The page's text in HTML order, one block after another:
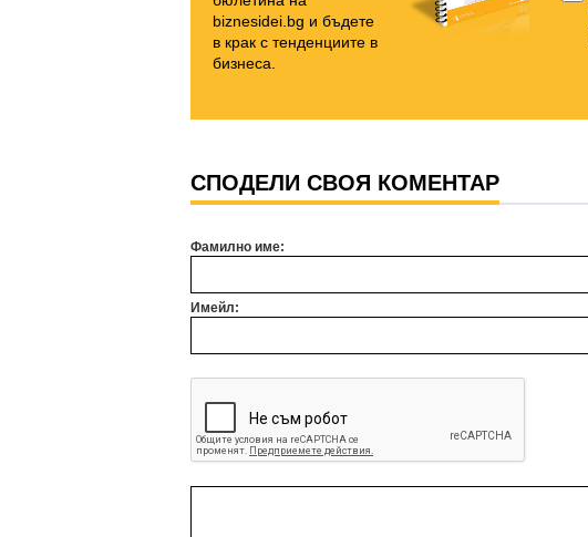
biznesidei.bg и бъдете
в крак с тенденциите в
бизнеса.
СПОДЕЛИ СВОЯ КОМЕНТАР
Фамилно име:
Имейл: